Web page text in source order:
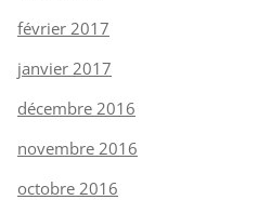
février 2017
janvier 2017
décembre 2016
novembre 2016
octobre 2016